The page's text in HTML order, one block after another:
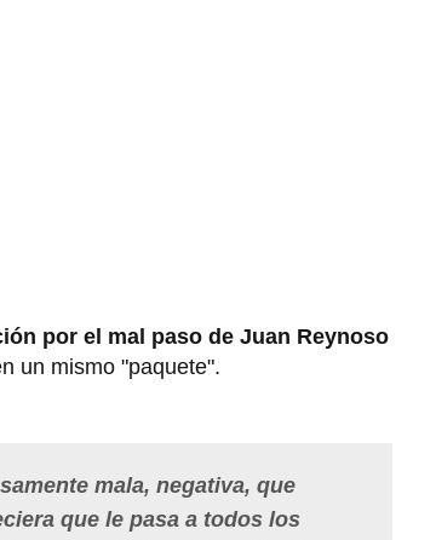
por el mal paso de Juan Reynoso
un mismo "paquete".
mala, negativa, que
que le pasa a todos los